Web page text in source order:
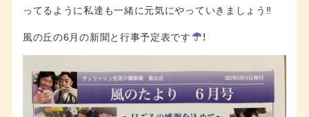
ってるように私達も一緒に元気にやっていきましょう‼︎
風の丘の6月の新聞と行事予定表です
！